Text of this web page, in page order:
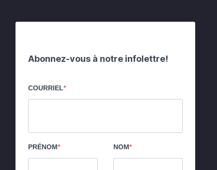
Abonnez-vous à notre infolettre!
COURRIEL
PRÉNOM NOM